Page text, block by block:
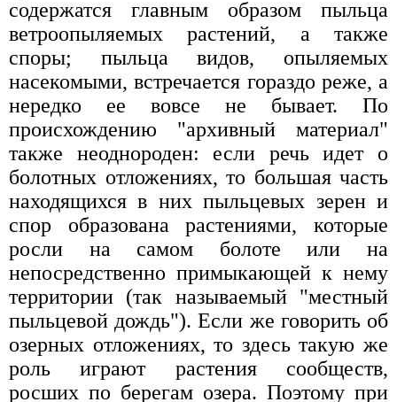
содержатся главным образом пыльца
ветроопыляемых растений, а также
споры; пыльца видов, опыляемых
насекомыми, встречается гораздо реже, а
нередко ее вовсе не бывает. По
происхождению "архивный материал"
также неоднороден: если речь идет о
болотных отложениях, то большая часть
находящихся в них пыльцевых зерен и
спор образована растениями, которые
росли на самом болоте или на
непосредственно примыкающей к нему
территории (так называемый "местный
пыльцевой дождь"). Если же говорить об
озерных отложениях, то здесь такую же
роль играют растения сообществ,
росших по берегам озера. Поэтому при